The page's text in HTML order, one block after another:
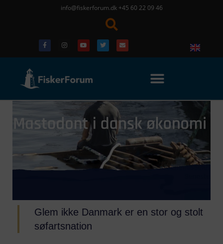
info@fiskerforum.dk +45 60 22 09 46
Glem ikke Danmark er en stor og stolt
søfartsnation